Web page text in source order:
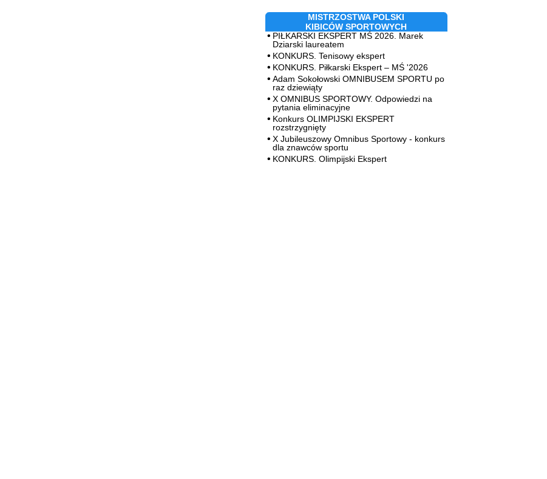
MISTRZOSTWA POLSKI
KIBICÓW SPORTOWYCH
PIŁKARSKI EKSPERT MŚ 2026. Marek
Dziarski laureatem
KONKURS. Tenisowy ekspert
KONKURS. Piłkarski Ekspert – MŚ '2026
Adam Sokołowski OMNIBUSEM SPORTU po
raz dziewiąty
X OMNIBUS SPORTOWY. Odpowiedzi na
pytania eliminacyjne
Konkurs OLIMPIJSKI EKSPERT
rozstrzygnięty
X Jubileuszowy Omnibus Sportowy - konkurs
dla znawców sportu
KONKURS. Olimpijski Ekspert